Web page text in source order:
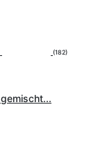
(182)